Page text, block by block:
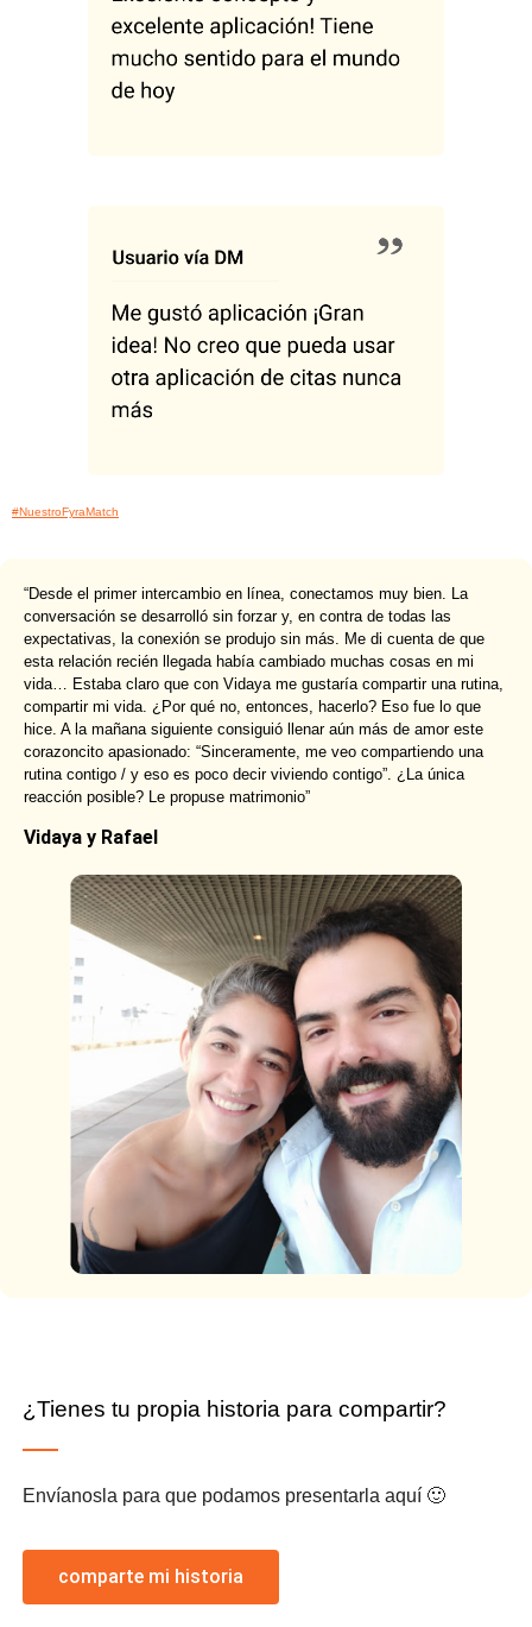
#NuestroFyraMatch
“Desde el primer intercambio en línea, conectamos muy bien. La
conversación se desarrolló sin forzar y, en contra de todas las
expectativas, la conexión se produjo sin más. Me di cuenta de que
esta relación recién llegada había cambiado muchas cosas en mi
vida… Estaba claro que con Vidaya me gustaría compartir una rutina,
compartir mi vida. ¿Por qué no, entonces, hacerlo? Eso fue lo que
hice. A la mañana siguiente consiguió llenar aún más de amor este
corazoncito apasionado: “Sinceramente, me veo compartiendo una
rutina contigo / y eso es poco decir viviendo contigo”. ¿La única
reacción posible? Le propuse matrimonio”
Vidaya y Rafael
¿Tienes tu propia historia para compartir?
Envíanosla para que podamos presentarla aquí 🙂
comparte mi historia